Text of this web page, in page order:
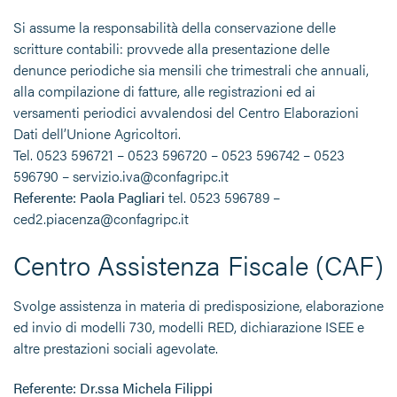
Si assume la responsabilità della conservazione delle
scritture contabili: provvede alla presentazione delle
denunce periodiche sia mensili che trimestrali che annuali,
alla compilazione di fatture, alle registrazioni ed ai
versamenti periodici avvalendosi del Centro Elaborazioni
Dati dell’Unione Agricoltori.
Tel. 0523 596721 – 0523 596720 – 0523 596742 – 0523
596790 – servizio.iva@confagripc.it
Referente: Paola Pagliari tel. 0523 596789 –
ced2.piacenza@confagripc.it
Centro Assistenza Fiscale (CAF)
Svolge assistenza in materia di predisposizione, elaborazione
ed invio di modelli 730, modelli RED, dichiarazione ISEE e
altre prestazioni sociali agevolate.
Referente: Dr.ssa Michela Filippi